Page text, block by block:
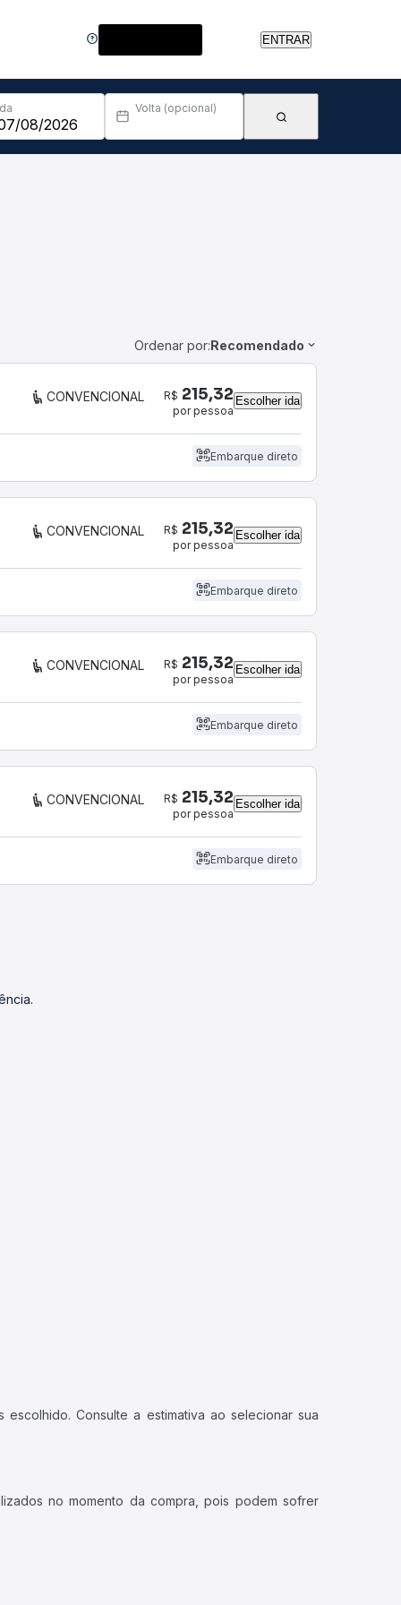
ENTRAR
Volta (opcional)
Ordenar por:Recomendado
CONVENCIONAL R$ 215,32
por pessoa
Escolher ida
Embarque direto
CONVENCIONAL R$ 215,32
por pessoa
Escolher ida
Embarque direto
CONVENCIONAL R$ 215,32
por pessoa
Escolher ida
Embarque direto
CONVENCIONAL R$ 215,32
por pessoa
Escolher ida
Embarque direto
Consulte a estimativa ao selecionar sua
no momento da compra, pois podem sofrer